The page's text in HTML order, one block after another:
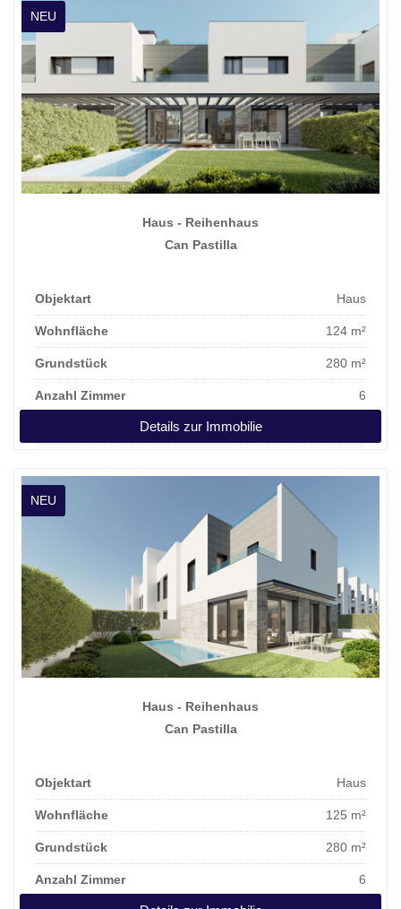
NEU
Haus - Reihenhaus
Can Pastilla
Objektart Haus
Wohnfläche 124 m²
Grundstück 280 m²
Anzahl Zimmer 6
Details zur Immobilie
NEU
Haus - Reihenhaus
Can Pastilla
Objektart Haus
Wohnfläche 125 m²
Grundstück 280 m²
Anzahl Zimmer 6